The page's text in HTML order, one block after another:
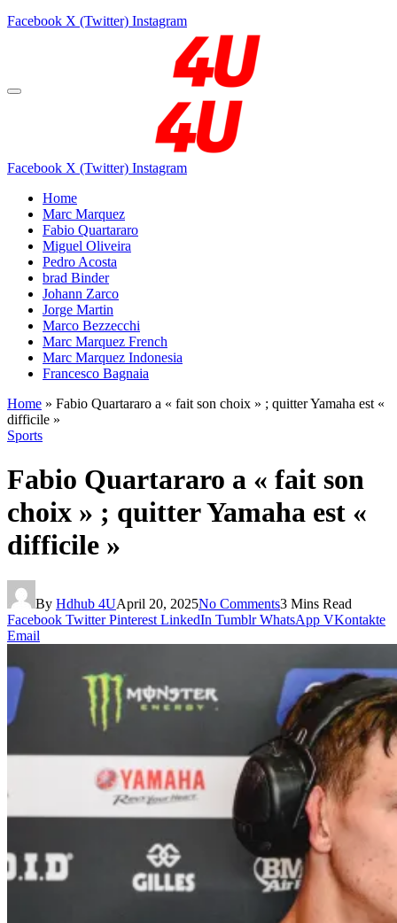
Facebook X (Twitter) Instagram
Facebook X (Twitter) Instagram
Home
Marc Marquez
Fabio Quartararo
Miguel Oliveira
Pedro Acosta
brad Binder
Johann Zarco
Jorge Martin
Marco Bezzecchi
Marc Marquez French
Marc Marquez Indonesia
Francesco Bagnaia
Home » Fabio Quartararo a « fait son choix » ; quitter Yamaha est «
difficile »
Sports
Fabio Quartararo a « fait son
choix » ; quitter Yamaha est «
difficile »
By Hdhub 4UApril 20, 2025No Comments3 Mins Read
Facebook Twitter Pinterest LinkedIn Tumblr WhatsApp VKontakte
Email